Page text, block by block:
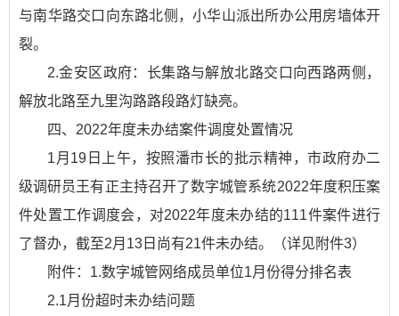
与南华路交口向东路北侧，小华山派出所办公用房墙体开
裂。
2.金安区政府：长集路与解放北路交口向西路两侧，
解放北路至九里沟路路段路灯缺亮。
四、2022年度未办结案件调度处置情况
1月19日上午，按照潘市长的批示精神，市政府办二
级调研员王有正主持召开了数字城管系统2022年度积压案
件处置工作调度会，对2022年度未办结的111件案件进行
了督办，截至2月13日尚有21件未办结。（详见附件3）
附件：1.数字城管网络成员单位1月份得分排名表
2.1月份超时未办结问题